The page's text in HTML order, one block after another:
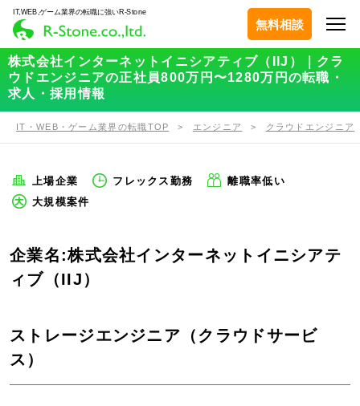
IT,WEB,ゲーム業界の転職に強いR-Stone
無料相談
株式会社インターネットイニシアティブ（IIJ）｜クラ
ウドエンジニアの正社員800万円〜1280万円の転職・
求人・採用情報
IT・WEB・ゲーム業界の転職TOP エンジニア クラウドエンジニア
上場企業 フレックス勤務
離職率低い
大規模案件
企業名:株式会社インターネットイニシアテ
ィブ（IIJ）
ストレージエンジニア（クラウドサービ
ス）